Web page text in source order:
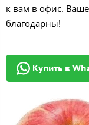
к вам в офис.
благодарны!
Купить в